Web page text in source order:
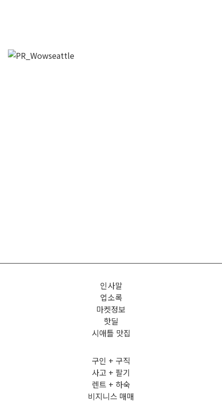
인사말
업소록
마켓정보
핫딜
시애틀 맛집
구인 + 구직
사고 + 팔기
렌트 + 하숙
비지니스 매매